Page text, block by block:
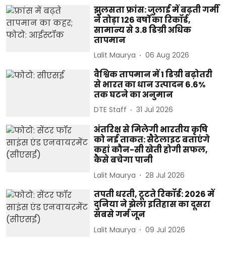
झुलसता फ्रांस: जुलाई में बढ़ती गर्मी
ने तोड़ा 126 वर्षों का रिकॉर्ड,
सामान्य से 3.8 डिग्री अधिक
तापमान
Lalit Maurya 06 Aug 2026
वैश्विक तापमान में 1 डिग्री बढ़ोतरी
से भारत का धान उत्पादन 6.6%
तक घटने का अनुमान
DTE Staff 31 Jul 2026
अंतरिक्ष से मिलेगी भारतीय कृषि
को नई ताकत: सैटेलाइट बताएंगे
कहां कौन-सी खेती होगी सफल,
कैसे बचेगा पानी
Lalit Maurya 28 Jul 2026
तपती धरती, टूटते रिकॉर्ड: 2026 में
दुनिया ने झेला इतिहास का दूसरा
सबसे गर्म जून
Lalit Maurya 09 Jul 2026